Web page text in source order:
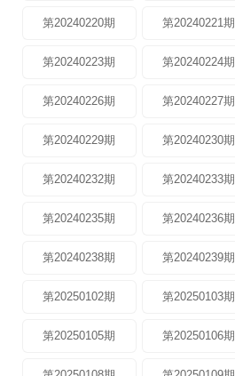
第20240220期 第20240221期
第20240223期 第20240224期
第20240226期 第20240227期
第20240229期 第20240230期
第20240232期 第20240233期
第20240235期 第20240236期
第20240238期 第20240239期
第20250102期 第20250103期
第20250105期 第20250106期